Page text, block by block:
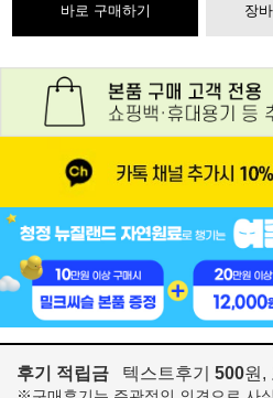
바로 구매하기 장
후기 적립금 텍스트후기 500원,